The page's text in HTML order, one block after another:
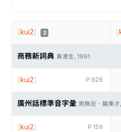
[kui2] 2 [
商務新詞典 黃港生, 1991
P.628
[kui2]
廣州話標準音字彙 周無忌、饒秉
P.159
[kui2]